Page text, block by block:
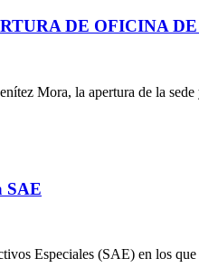
DE OFICINA
Mora, la apertura de la sede
SAE
Especiales (SAE) en los